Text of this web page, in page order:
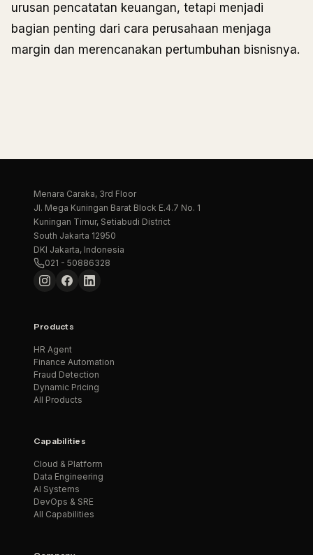
urusan pencatatan keuangan, tetapi menjadi
bagian penting dari cara perusahaan menjaga
margin dan merencanakan pertumbuhan bisnisnya.
Menara Caraka, 3rd Floor
Jl. Mega Kuningan Barat Block E.4.7 No. 1
Kuningan Timur, Setiabudi District
South Jakarta 12950
DKI Jakarta, Indonesia
021 - 50886328
Products
HR Agent
Finance Automation
Fraud Detection
Dynamic Pricing
All Products
Capabilities
Cloud & Platform
Data Engineering
AI Systems
DevOps & SRE
All Capabilities